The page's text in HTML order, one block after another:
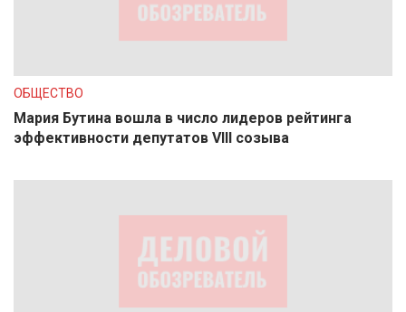
ОБЩЕСТВО
Мария Бутина вошла в число лидеров рейтинга
эффективности депутатов VIII созыва